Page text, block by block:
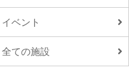
イベント
全ての施設